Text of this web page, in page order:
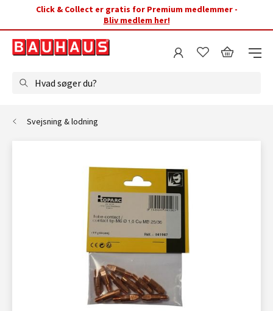
Click & Collect er gratis for Premium medlemmer -
Bliv medlem her!
Hvad søger du?
Svejsning & lodning